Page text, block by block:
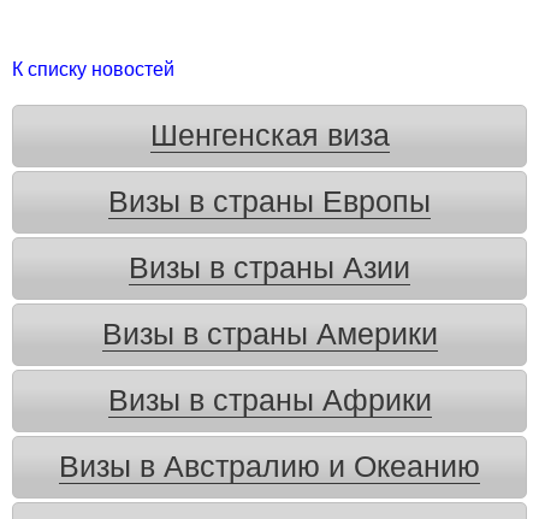
К списку новостей
Шенгенская виза
Визы в страны Европы
Визы в страны Азии
Визы в страны Америки
Визы в страны Африки
Визы в Австралию и Океанию